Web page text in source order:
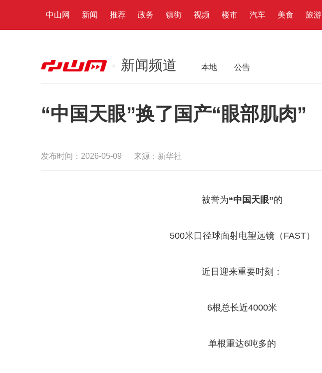
中山网 新闻 推荐 政务 镇街 视频 楼市 汽车 美食 旅游
新闻频道 本地 公告
“中国天眼”换了国产“眼部肌肉”
发布时间：2026-05-09 来源：新华社
被誉为“中国天眼”的
500米口径球面射电望远镜（FAST）
近日迎来重要时刻：
6根总长近4000米
单根重达6吨多的